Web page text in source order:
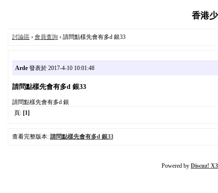
香港
討論區 › 會員査詢› 請問點樣先會有多d 銀33
Arde發表於 2017-4-10 10:01:48
請問點樣先會有多d 銀33
請問點樣先會有多d 銀
頁: [1]
查看完整版本: 請問點樣先會有多d 銀33
Powered by Discuz!